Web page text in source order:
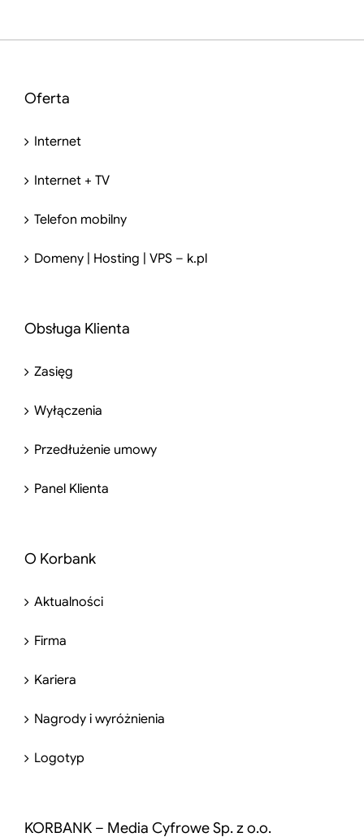
Oferta
Internet
Internet + TV
Telefon mobilny
Domeny | Hosting | VPS – k.pl
Obsługa Klienta
Zasięg
Wyłączenia
Przedłużenie umowy
Panel Klienta
O Korbank
Aktualności
Firma
Kariera
Nagrody i wyróżnienia
Logotyp
KORBANK – Media Cyfrowe Sp. z o.o.